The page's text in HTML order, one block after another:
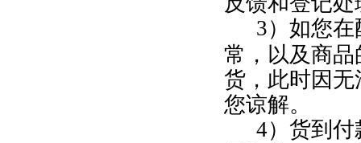
3）如您
常，以及商
货，此时因
您谅解。
4）货到